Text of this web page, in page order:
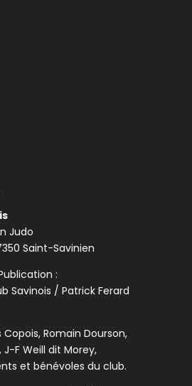
Judo
Saint-Savinien
:
Savinois / Patrick Ferard
Romain Dourson,
F Weill dit Morey,
et bénévoles du club.